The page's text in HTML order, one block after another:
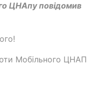
ЦНАпу повідомив
Мобільного ЦНАП